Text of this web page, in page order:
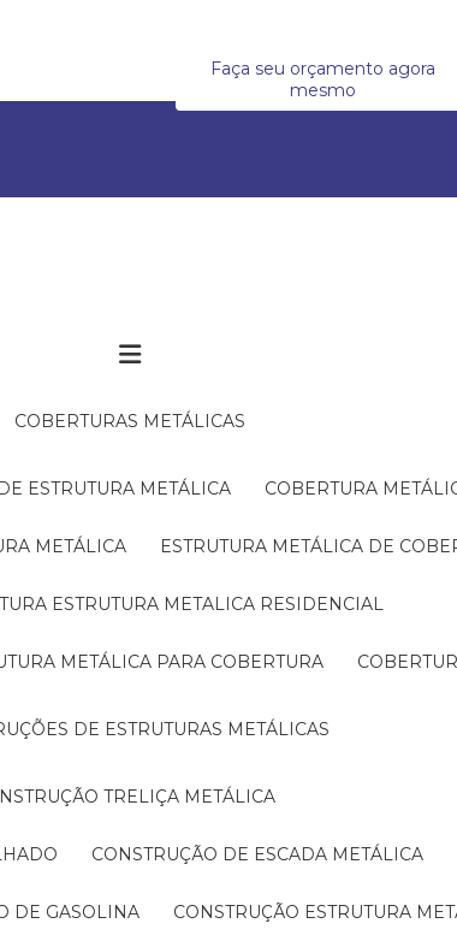
Faça seu orçamento agora
mesmo
COBERTURAS METÁLICAS
ESTRUTURA METÁLICA COBERTURA
METÁLICA ESTRUTURA METÁLICA DE
ESTRUTURA METALICA RESIDENCIAL
METÁLICA PARA COBERTURA
DE ESTRUTURAS METÁLICAS
TRELIÇA METÁLICA
CONSTRUÇÃO DE ESCADA METÁLICA
DE GASOLINA CONSTRUÇÃO ESTRUTURA